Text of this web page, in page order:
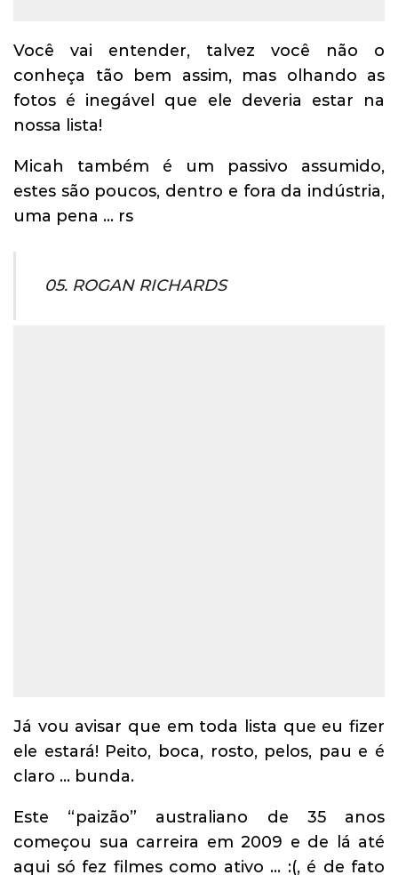
Você vai entender, talvez você não o
conheça tão bem assim, mas olhando as
fotos é inegável que ele deveria estar na
nossa lista!
Micah também é um passivo assumido,
estes são poucos, dentro e fora da indústria,
uma pena … rs
05. ROGAN RICHARDS
Já vou avisar que em toda lista que eu fizer
ele estará! Peito, boca, rosto, pelos, pau e é
claro … bunda.
Este “paizão” australiano de 35 anos
começou sua carreira em 2009 e de lá até
aqui só fez filmes como ativo … :(, é de fato